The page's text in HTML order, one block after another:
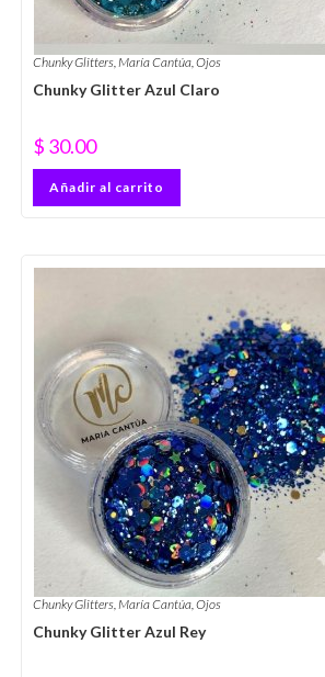
Chunky Glitters,María Cantúa,Ojos
Chunky Glitter Azul Claro
$ 30.00
Añadir al carrito
Chunky Glitters, María Cantúa, Ojos
Chunky Glitter Azul Rey